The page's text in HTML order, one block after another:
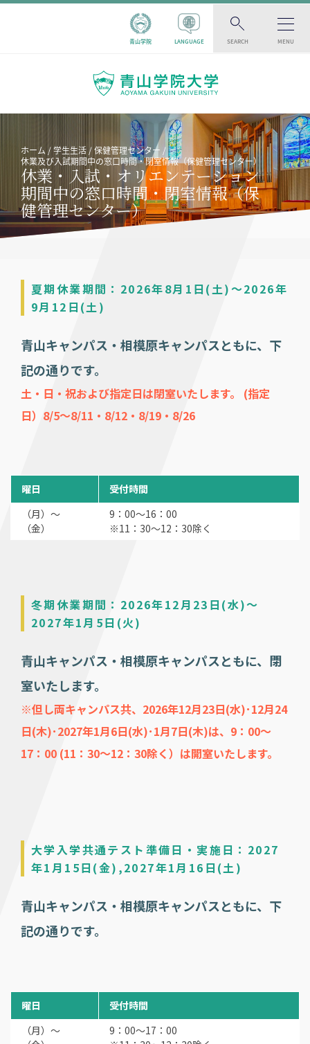
青山学院 LANGUAGE SEARCH MENU
ホーム 学生生活
保健管理センター
休業及び入試期間中の窓口時間・閉室情報（保健管理センター）
休業・入試・オリエンテーション
期間中の窓口時間・閉室情報（保
健管理センター）
夏期休業期間：2026年8月1日(土)～2026年
9月12日(土)
青山キャンパス・相模原キャンパスともに、下
記の通りです。
土・日・祝および指定日は閉室いたします。 (指定
日）8/5～8/11・8/12・8/19・8/26
曜日
受付時間
（月）～
（金）
9：00～16：00
※11：30～12：30除く
冬期休業期間：2026年12月23日(水)～
2027年1月5日(火)
青山キャンパス・相模原キャンパスともに、閉
室いたします。
※但し両キャンパス共、2026年12月23日(水)･12月24
日(木)･2027年1月6日(水)･1月7日(木)は、9：00～
17：00 (11：30～12：30除く）は開室いたします。
大学入学共通テスト準備日・実施日：2027
年1月15日(金),2027年1月16日(土)
青山キャンパス・相模原キャンパスともに、下
記の通りです。
曜日
受付時間
（月）～
9：00～17：00